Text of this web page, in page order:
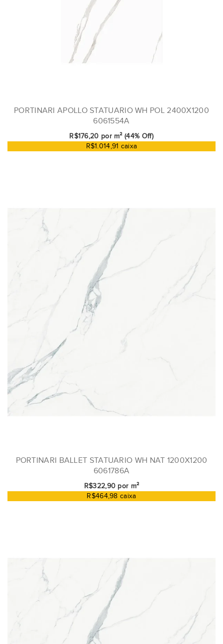
PORTINARI APOLLO STATUARIO WH POL 2400X1200
6061554A
R$176,20 por m² (44% Off)
R$1.014,91 caixa
PORTINARI BALLET STATUARIO WH NAT 1200X1200
6061786A
R$322,90 por m²
R$464,98 caixa